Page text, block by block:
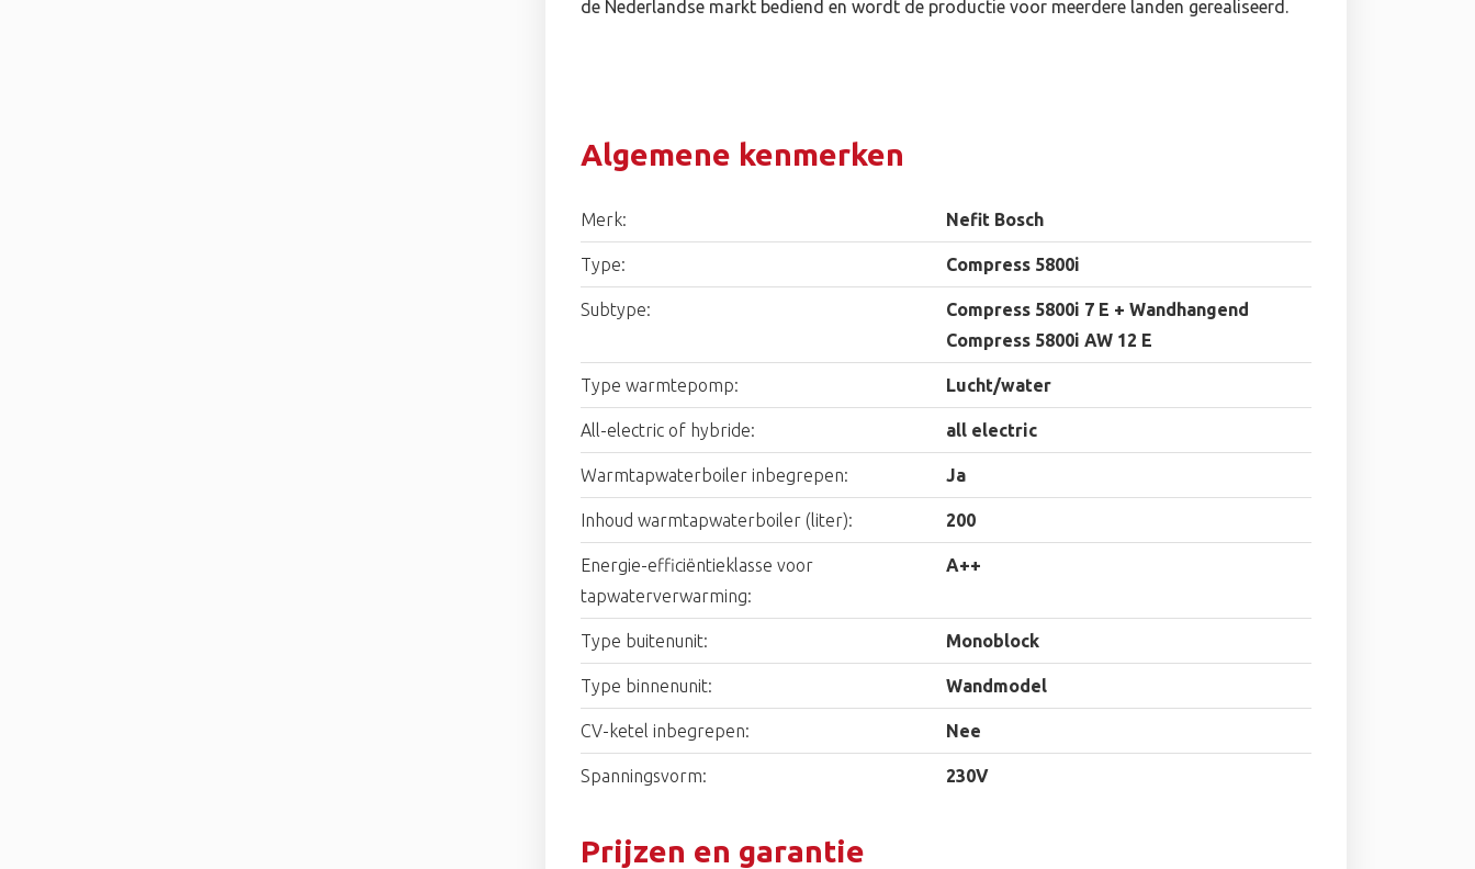
de Nederlandse markt bediend en wordt de productie voor meerdere landen gerealiseerd.
Algemene kenmerken
Merk: Nefit Bosch
Type: Compress 5800i
Subtype:
Compress 5800i 7 E + Wandhangend
Compress 5800i AW 12 E
Type warmtepomp: Lucht/water
All-electric of hybride: all electric
Warmtapwaterboiler inbegrepen: Ja
Inhoud warmtapwaterboiler (liter): 200
Energie-efficiëntieklasse voor
tapwaterverwarming:
A++
Type buitenunit: Monoblock
Type binnenunit: Wandmodel
CV-ketel inbegrepen: Nee
Spanningsvorm: 230V
Prijzen en garantie